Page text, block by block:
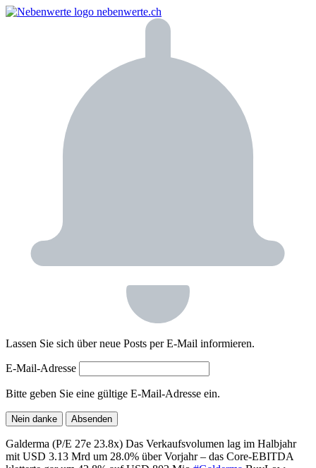
nebenwerte.ch
Lassen Sie sich über neue Posts per E-Mail informieren.
E-Mail-Adresse
Bitte geben Sie eine gültige E-Mail-Adresse ein.
Nein danke Absenden
Galderma (P/E 27e 23.8x) Das Verkaufsvolumen lag im Halbjahr
mit USD 3.13 Mrd um 28.0% über Vorjahr – das Core-EBITDA